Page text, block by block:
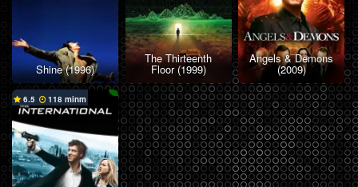
Shine (1996)
The Thirteenth
Floor (1999)
Angels & Demons
(2009)
6.5 118 min